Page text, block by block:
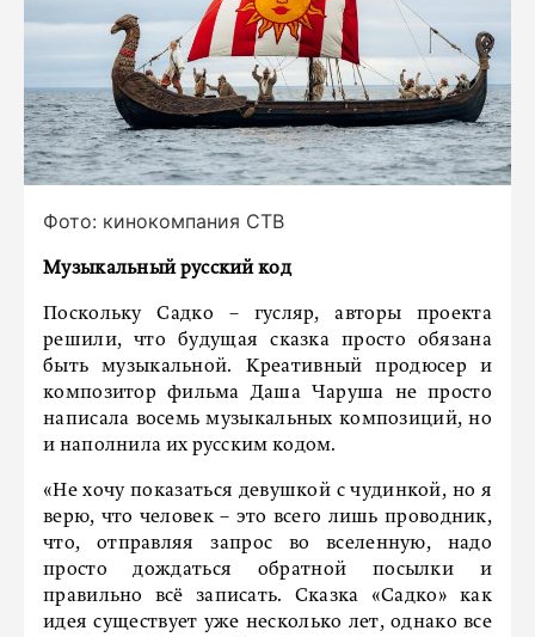
Фото: кинокомпания СТВ
Музыкальный русский код
Поскольку Садко – гусляр, авторы проекта
решили, что будущая сказка просто обязана
быть музыкальной. Креативный продюсер и
композитор фильма Даша Чаруша не просто
написала восемь музыкальных композиций, но
и наполнила их русским кодом.
«Не хочу показаться девушкой с чудинкой, но я
верю, что человек – это всего лишь проводник,
что, отправляя запрос во вселенную, надо
просто дождаться обратной посылки и
правильно всё записать. Сказка «Садко» как
идея существует уже несколько лет, однако все